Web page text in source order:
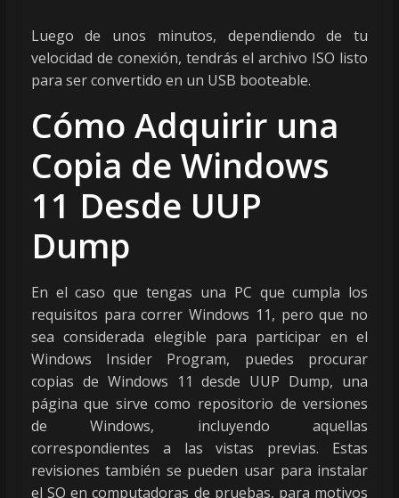
Luego de unos minutos, dependiendo de tu
velocidad de conexión, tendrás el archivo ISO listo
para ser convertido en un USB booteable.
Cómo Adquirir una
Copia de Windows
11 Desde UUP
Dump
En el caso que tengas una PC que cumpla los
requisitos para correr Windows 11, pero que no
sea considerada elegible para participar en el
Windows Insider Program, puedes procurar
copias de Windows 11 desde UUP Dump, una
página que sirve como repositorio de versiones
de Windows, incluyendo aquellas
correspondientes a las vistas previas. Estas
revisiones también se pueden usar para instalar
el SO en computadoras de pruebas, para motivos